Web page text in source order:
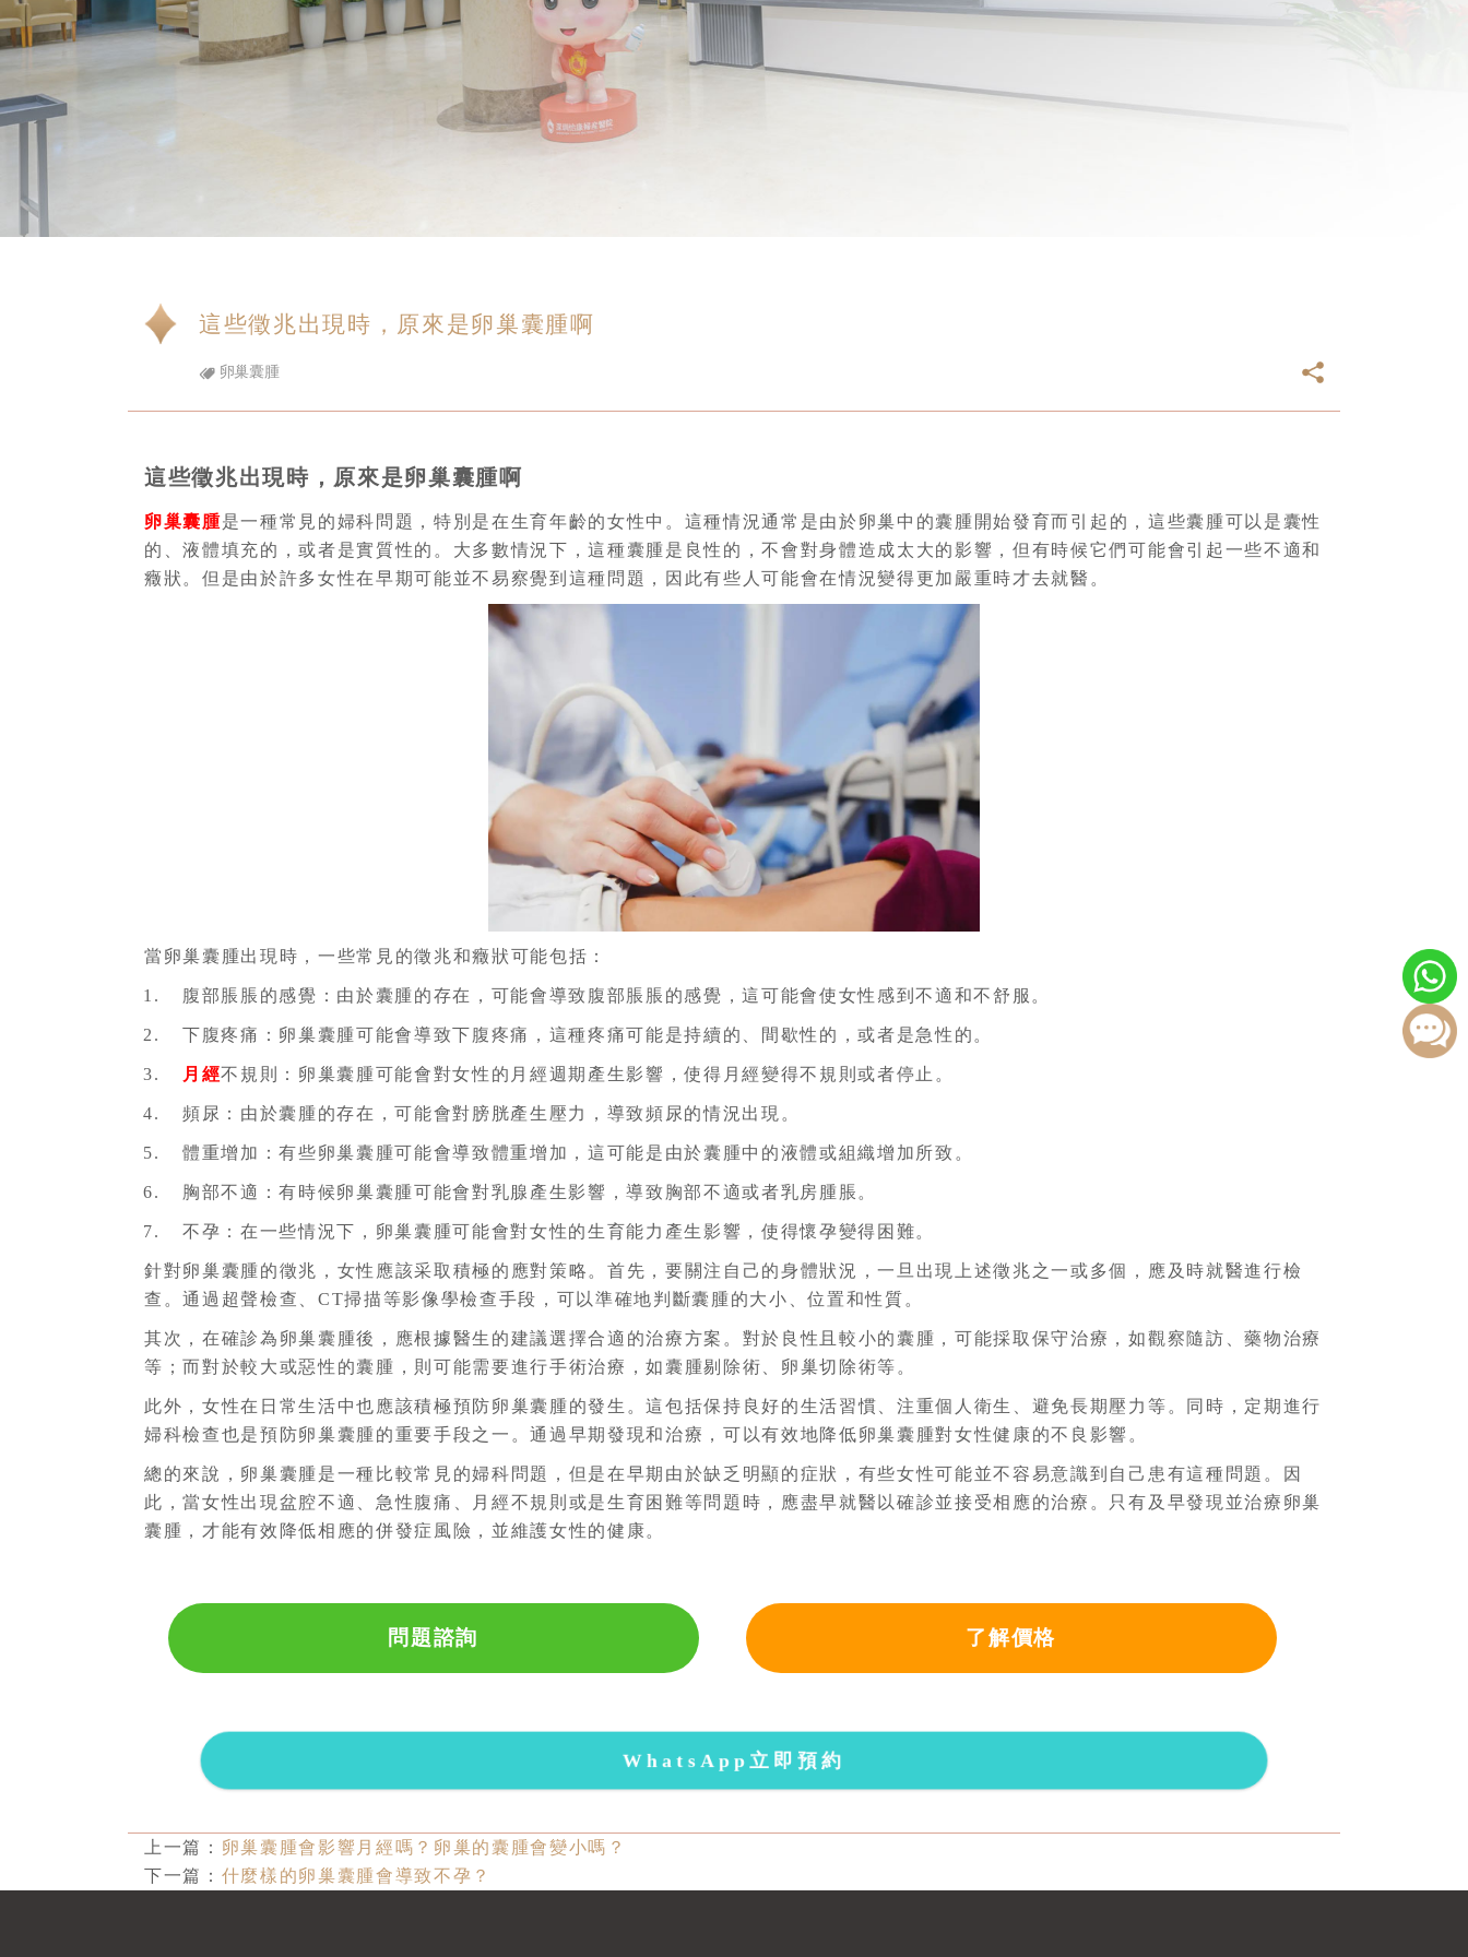
這些徵兆出現時，原來是卵巢囊腫啊
卵巢囊腫
這些徵兆出現時，原來是卵巢囊腫啊
卵巢囊腫是一種常見的婦科問題，特別是在生育年齡的女性中。這種情況通常是由於卵巢中的囊腫開始發育而引起的，這些囊腫可以是囊性
的、液體填充的，或者是實質性的。大多數情況下，這種囊腫是良性的，不會對身體造成太大的影響，但有時候它們可能會引起一些不適和
癥狀。但是由於許多女性在早期可能並不易察覺到這種問題，因此有些人可能會在情況變得更加嚴重時才去就醫。
當卵巢囊腫出現時，一些常見的徵兆和癥狀可能包括：
腹部脹脹的感覺：由於囊腫的存在，可能會導致腹部脹脹的感覺，這可能會使女性感到不適和不舒服。
下腹疼痛：卵巢囊腫可能會導致下腹疼痛，這種疼痛可能是持續的、間歇性的，或者是急性的。
月經不規則：卵巢囊腫可能會對女性的月經週期產生影響，使得月經變得不規則或者停止。
頻尿：由於囊腫的存在，可能會對膀胱產生壓力，導致頻尿的情況出現。
體重增加：有些卵巢囊腫可能會導致體重增加，這可能是由於囊腫中的液體或組織增加所致。
胸部不適：有時候卵巢囊腫可能會對乳腺產生影響，導致胸部不適或者乳房腫脹。
不孕：在一些情況下，卵巢囊腫可能會對女性的生育能力產生影響，使得懷孕變得困難。
針對卵巢囊腫的徵兆，女性應該采取積極的應對策略。首先，要關注自己的身體狀況，一旦出現上述徵兆之一或多個，應及時就醫進行檢
查。通過超聲檢查、CT掃描等影像學檢查手段，可以準確地判斷囊腫的大小、位置和性質。
其次，在確診為卵巢囊腫後，應根據醫生的建議選擇合適的治療方案。對於良性且較小的囊腫，可能採取保守治療，如觀察隨訪、藥物治療
等；而對於較大或惡性的囊腫，則可能需要進行手術治療，如囊腫剔除術、卵巢切除術等。
此外，女性在日常生活中也應該積極預防卵巢囊腫的發生。這包括保持良好的生活習慣、注重個人衛生、避免長期壓力等。同時，定期進行
婦科檢查也是預防卵巢囊腫的重要手段之一。通過早期發現和治療，可以有效地降低卵巢囊腫對女性健康的不良影響。
總的來說，卵巢囊腫是一種比較常見的婦科問題，但是在早期由於缺乏明顯的症狀，有些女性可能並不容易意識到自己患有這種問題。因
此，當女性出現盆腔不適、急性腹痛、月經不規則或是生育困難等問題時，應盡早就醫以確診並接受相應的治療。只有及早發現並治療卵巢
囊腫，才能有效降低相應的併發症風險，並維護女性的健康。
問題諮詢 了解價格
WhatsApp立即預約
上一篇： 卵巢囊腫會影響月經嗎？卵巢的囊腫會變小嗎？
下一篇： 什麼樣的卵巢囊腫會導致不孕？